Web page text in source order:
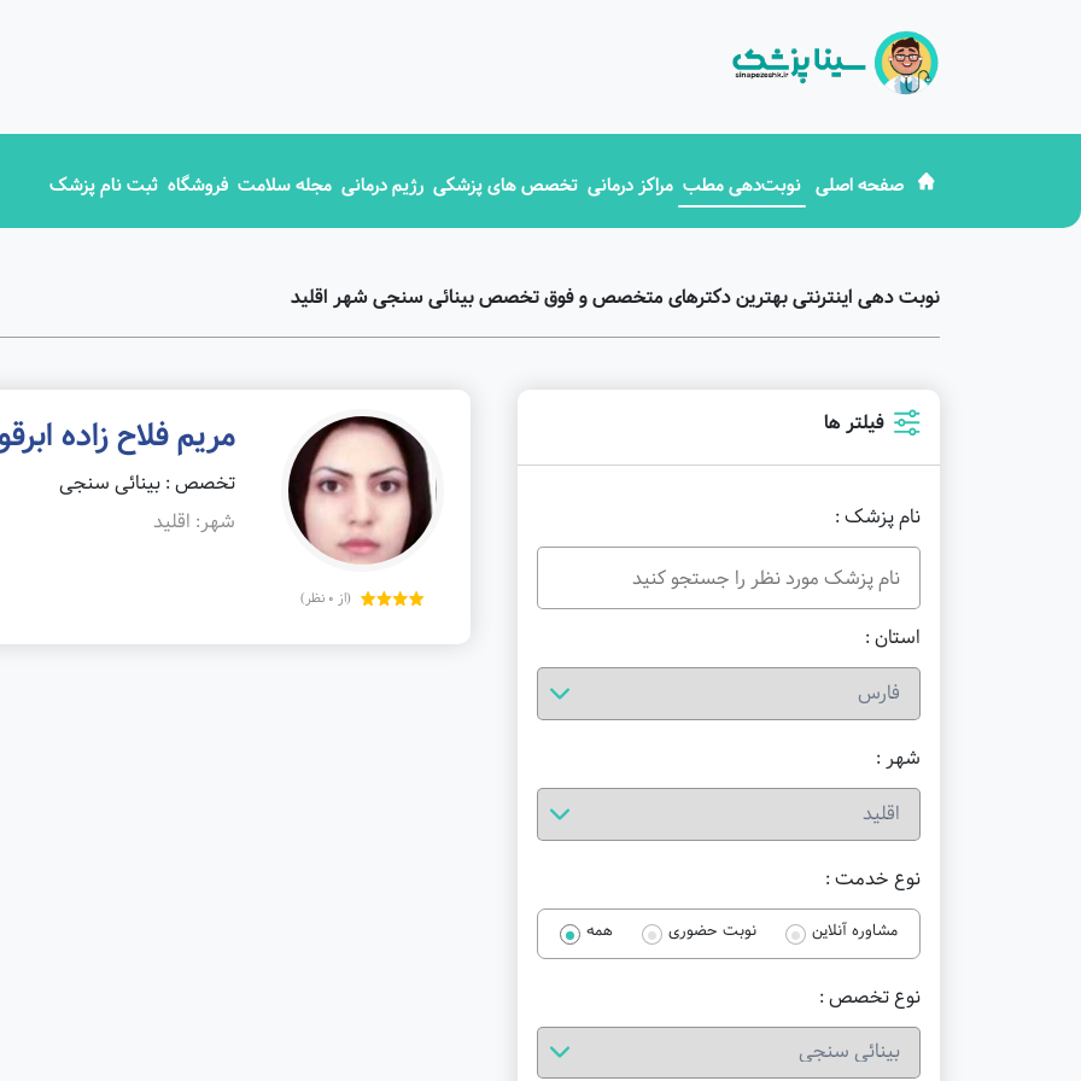
صفحه اصلی نوبت‌دهی مطب مراکز درمانی تخصص های پزشکی رژیم درمانی مجله سلامت فروشگاه ثبت نام پزشک
نوبت دهی اینترنتی بهترین دکترهای متخصص و فوق تخصص بینائی سنجی شهر اقلید
فیلتر ها
نام پزشک :
استان :
شهر :
نوع خدمت :
مشاوره آنلاین نوبت حضوری همه
نوع تخصص :
(از 0 نظر)
مریم فلاح زاده
تخصص : بینائی سنجی
شهر: اقلید